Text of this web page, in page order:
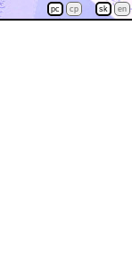
pc cp sk en